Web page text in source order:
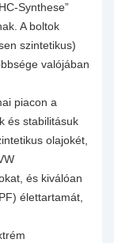
Synthese”
A boltok
szintetikus)
valójában
piacon a
és stabilitásuk
olajokét,
és kiválóan
élettartamát,